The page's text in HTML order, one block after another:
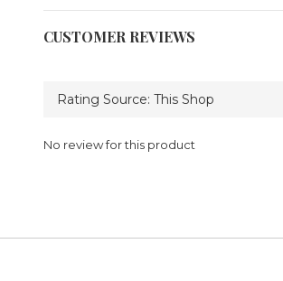
CUSTOMER REVIEWS
No review for this product